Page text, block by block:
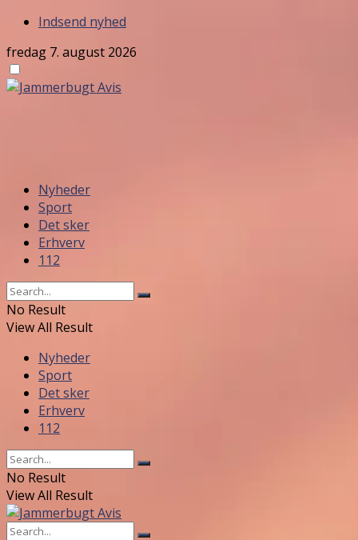
Indsend nyhed
fredag 7. august 2026
Nyheder
Sport
Det sker
Erhverv
112
No Result
View All Result
Nyheder
Sport
Det sker
Erhverv
112
No Result
View All Result